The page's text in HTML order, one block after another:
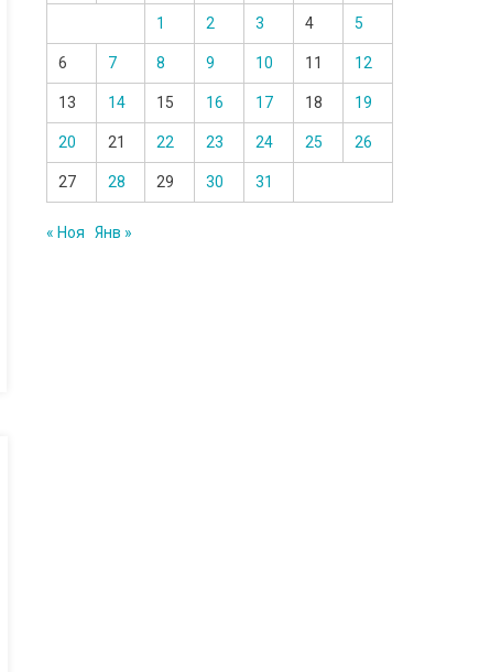
1 2 3 4 5
6 7 8 9 10 11 12
13 14 15 16 17 18 19
20 21 22 23 24 25 26
27 28 29 30 31
« Ноя Янв »